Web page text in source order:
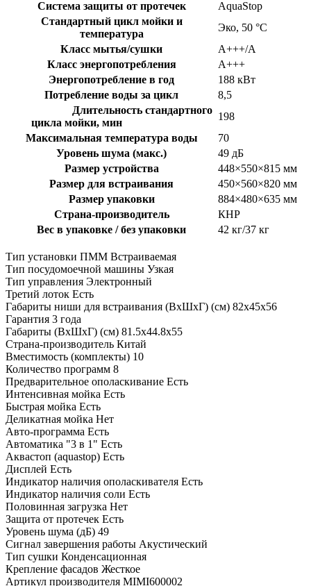
Система защиты от протечек
AquaStop
Стандартный цикл мойки и
температура
Эко, 50 °С
Класс мытья/сушки
А+++/А
Класс энергопотребления
A+++
Энергопотребление в год
188 кВт
Потребление воды за цикл
8,5
Длительность стандартного
цикла мойки, мин
198
Максимальная температура воды
70
Уровень шума (макс.)
49 дБ
Размер устройства
448×550×815 мм
Размер для встраивания
450×560×820 мм
Размер упаковки
884×480×635 мм
Страна-производитель
КНР
Вес в упаковке / без упаковки
42 кг/37 кг
Тип установки ПММ Встраиваемая
Тип посудомоечной машины Узкая
Тип управления Электронный
Третий лоток Есть
Габариты ниши для встраивания (ВхШхГ) (см) 82х45х56
Гарантия 3 года
Габариты (ВхШхГ) (см) 81.5х44.8х55
Страна-производитель Китай
Вместимость (комплекты) 10
Количество программ 8
Предварительное ополаскивание Есть
Интенсивная мойка Есть
Быстрая мойка Есть
Деликатная мойка Нет
Авто-программа Есть
Автоматика "3 в 1" Есть
Аквастоп (aquastop) Есть
Дисплей Есть
Индикатор наличия ополаскивателя Есть
Индикатор наличия соли Есть
Половинная загрузка Нет
Защита от протечек Есть
Уровень шума (дБ) 49
Сигнал завершения работы Акустический
Тип сушки Конденсационная
Крепление фасадов Жесткое
Артикул производителя MIMI600002